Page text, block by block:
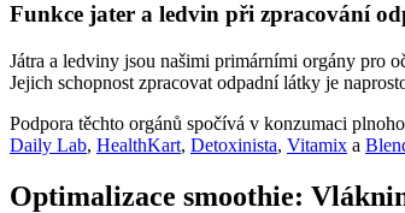
Funkce jater a ledvin při zpracování
Játra a ledviny jsou našimi primárními orgány pro
Jejich schopnost zpracovat odpadní látky je
Podpora těchto orgánů spočívá v konzumaci
Daily Lab, HealthKart, Detoxinista, Vitamix a
Optimalizace smoothie: